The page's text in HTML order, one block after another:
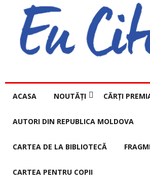
ACASA NOUTĂȚI CĂRȚI
AUTORI DIN REPUBLICA MOLDOVA
CARTEA DE LA BIBLIOTECĂ
CARTEA PENTRU COPII